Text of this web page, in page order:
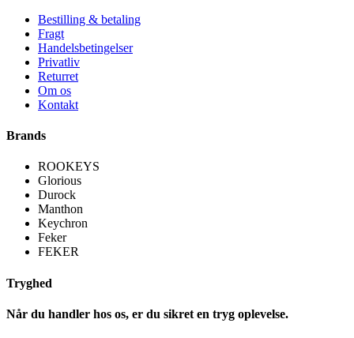
Bestilling & betaling
Fragt
Handelsbetingelser
Privatliv
Returret
Om os
Kontakt
Brands
ROOKEYS
Glorious
Durock
Manthon
Keychron
Feker
FEKER
Tryghed
Når du handler hos os, er du sikret en tryg oplevelse.